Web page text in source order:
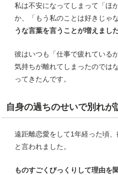
私は不安になってしまって「ほ
か、「もう私のことは好きじゃ
うな言葉を言うことが増えました
彼はいつも「仕事で疲れている
気持ちが離れてしまったのでは
ってきたんです。
自身の過ちのせいで別れが
遠距離恋愛をして1年経った頃
と言われました。
ものすごくびっくりして理由を